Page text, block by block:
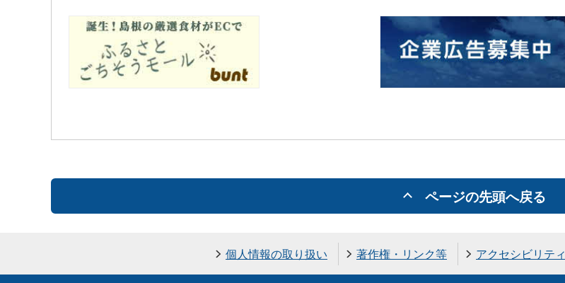
ページの先頭へ戻る
個人情報の取り扱い 著作権・リンク等 アクセシビリティ